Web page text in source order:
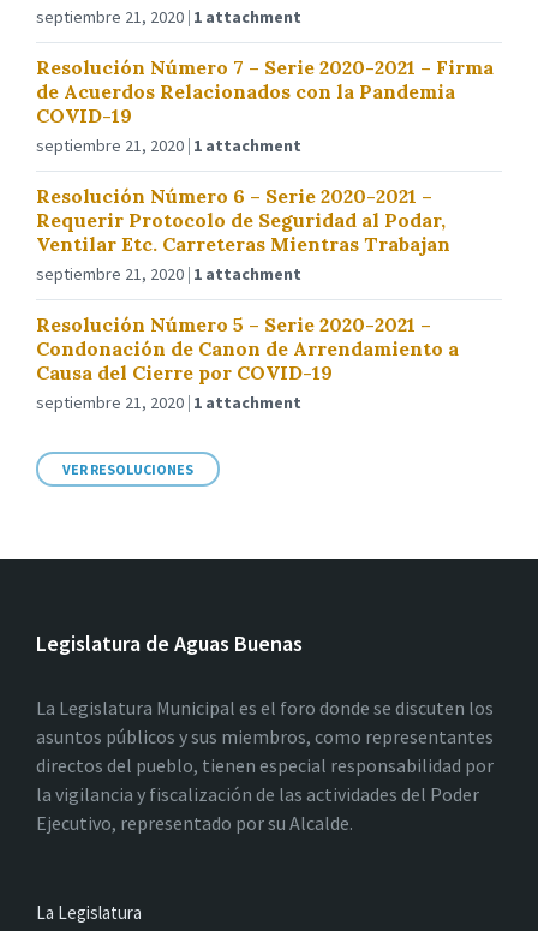
septiembre 21, 2020 1 attachment
Resolución Número 7 – Serie 2020-2021 – Firma
de Acuerdos Relacionados con la Pandemia
COVID-19
septiembre 21, 2020 1 attachment
Resolución Número 6 – Serie 2020-2021 –
Requerir Protocolo de Seguridad al Podar,
Ventilar Etc. Carreteras Mientras Trabajan
septiembre 21, 2020 1 attachment
Resolución Número 5 – Serie 2020-2021 –
Condonación de Canon de Arrendamiento a
Causa del Cierre por COVID-19
septiembre 21, 2020 1 attachment
VER RESOLUCIONES
Legislatura de Aguas Buenas
La Legislatura Municipal es el foro donde se discuten los
asuntos públicos y sus miembros, como representantes
directos del pueblo, tienen especial responsabilidad por
la vigilancia y fiscalización de las actividades del Poder
Ejecutivo, representado por su Alcalde.
La Legislatura